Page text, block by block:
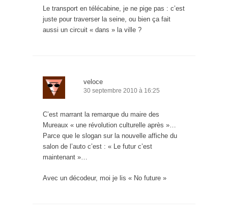
Le transport en télécabine, je ne pige pas : c’est
juste pour traverser la seine, ou bien ça fait
aussi un circuit « dans » la ville ?
veloce
30 septembre 2010 à 16:25
C’est marrant la remarque du maire des
Mureaux « une révolution culturelle après »…
Parce que le slogan sur la nouvelle affiche du
salon de l’auto c’est : « Le futur c’est
maintenant »…
Avec un décodeur, moi je lis « No future »